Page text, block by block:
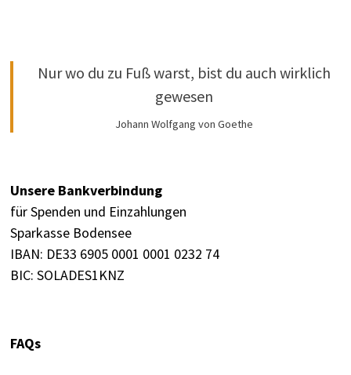
Nur wo du zu Fuß warst, bist du auch wirklich
gewesen
Johann Wolfgang von Goethe
Unsere Bankverbindung
für Spenden und Einzahlungen
Sparkasse Bodensee
IBAN: DE33 6905 0001 0001 0232 74
BIC: SOLADES1KNZ
FAQs